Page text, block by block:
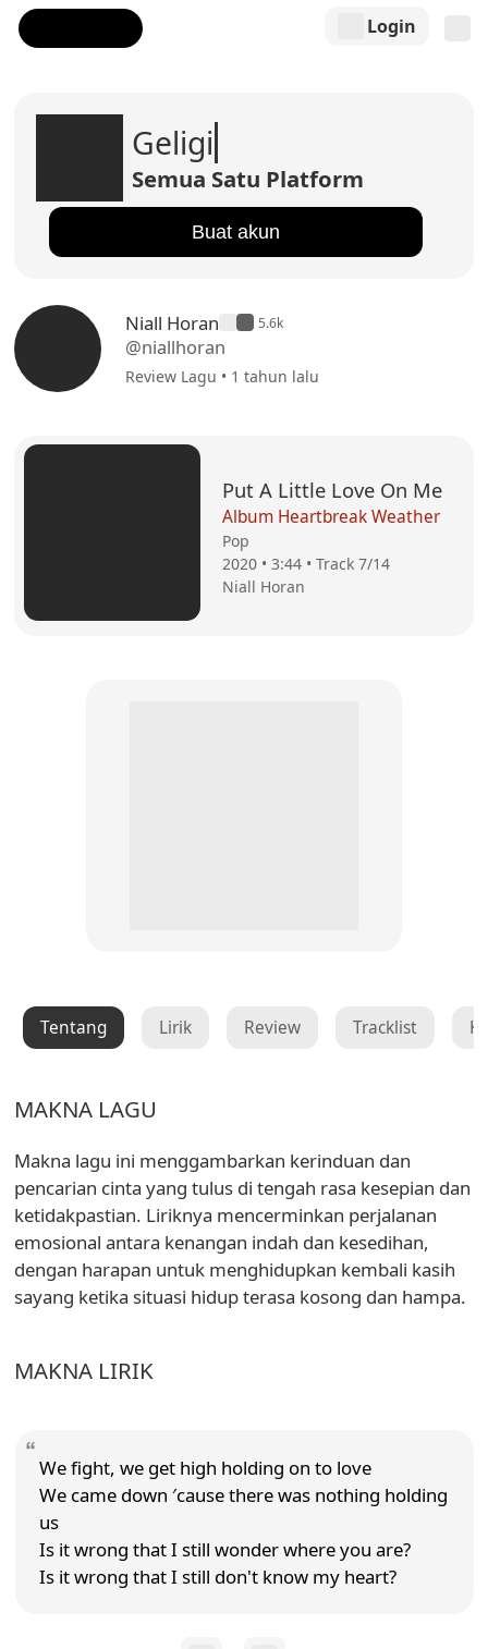
Login
Geligi
Semua Satu Platform
Buat akun
Niall Horan 5.6k
@niallhoran
Review Lagu • 1 tahun lalu
Put A Little Love On Me
Album Heartbreak Weather
Pop
2020 • 3:44 • Track 7/14
Niall Horan
Tentang Lirik Review Tracklist
MAKNA LAGU
Makna lagu ini menggambarkan kerinduan dan
pencarian cinta yang tulus di tengah rasa kesepian dan
ketidakpastian. Liriknya mencerminkan perjalanan
emosional antara kenangan indah dan kesedihan,
dengan harapan untuk menghidupkan kembali kasih
sayang ketika situasi hidup terasa kosong dan hampa.
MAKNA LIRIK
We fight, we get high holding on to love
We came down ′cause there was nothing holding
us
Is it wrong that I still wonder where you are?
Is it wrong that I still don't know my heart?